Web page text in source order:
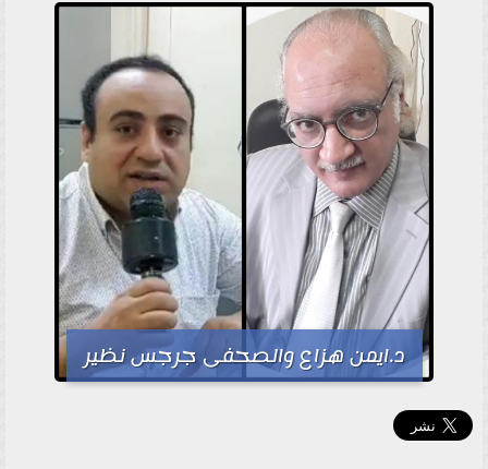
د.ايمن هزاع والصحفى جرجس نظير